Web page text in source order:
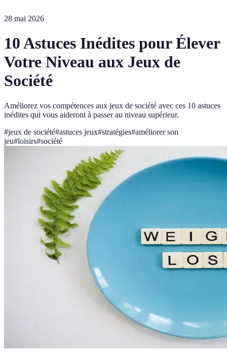
28 mai 2026
10 Astuces Inédites pour Élever
Votre Niveau aux Jeux de
Société
Améliorez vos compétences aux jeux de société avec ces 10 astuces
inédites qui vous aideront à passer au niveau supérieur.
#jeux de société#astuces jeux#stratégies#améliorer son
jeu#loisirs#société